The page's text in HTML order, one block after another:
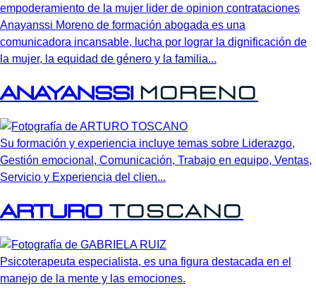
Anayanssi Moreno de formación abogada es una
comunicadora incansable, lucha por lograr la dignificación de
la mujer, la equidad de género y la familia...
Anayanssi Moreno
Su formación y experiencia incluye temas sobre Liderazgo,
Gestión emocional, Comunicación, Trabajo en equipo, Ventas,
Servicio y Experiencia del clien...
ARTURO TOSCANO
Psicoterapeuta especialista, es una figura destacada en el
manejo de la mente y las emociones.